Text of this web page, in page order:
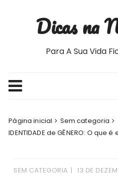
Dicas na
Para A Sua Vida
Página inicial
Sem categoria
IDENTIDADE de GÊNERO: O que
SEM CATEGORIA 13 DE